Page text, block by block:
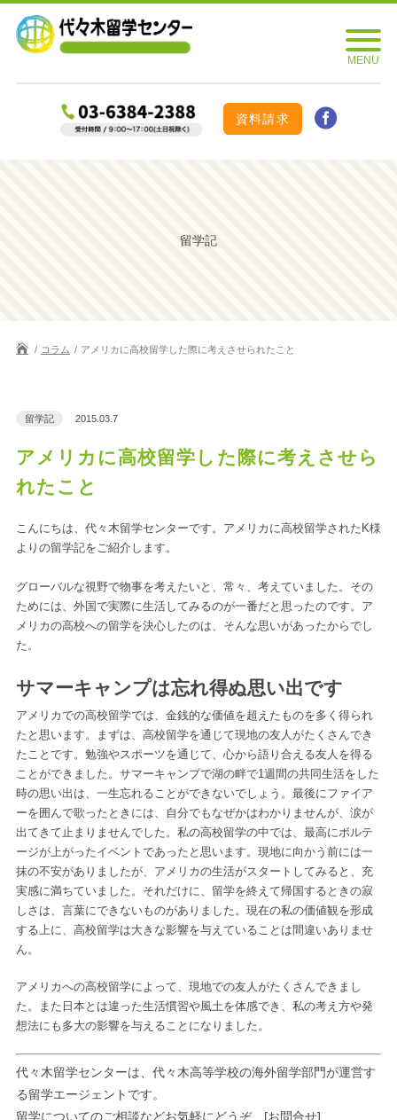
資料請求
留学記
コラム アメリカに高校留学した際に考えさせられたこと
留学記 2015.03.7
アメリカに高校留学した際に考えさせら
れたこと
こんにちは、代々木留学センターです。アメリカに高校留学されたK様
よりの留学記をご紹介します。
グローバルな視野で物事を考えたいと、常々、考えていました。その
ためには、外国で実際に生活してみるのが一番だと思ったのです。ア
メリカの高校への留学を決心したのは、そんな思いがあったからでし
た。
サマーキャンプは忘れ得ぬ思い出です
アメリカでの高校留学では、金銭的な価値を超えたものを多く得られ
たと思います。まずは、高校留学を通じて現地の友人がたくさんでき
たことです。勉強やスポーツを通じて、心から語り合える友人を得る
ことができました。サマーキャンプで湖の畔で1週間の共同生活をした
時の思い出は、一生忘れることができないでしょう。最後にファイア
ーを囲んで歌ったときには、自分でもなぜかはわかりませんが、涙が
出てきて止まりませんでした。私の高校留学の中では、最高にボルテ
ージが上がったイベントであったと思います。現地に向かう前には一
抹の不安がありましたが、アメリカの生活がスタートしてみると、充
実感に満ちていました。それだけに、留学を終えて帰国するときの寂
しさは、言葉にできないものがありました。現在の私の価値観を形成
する上に、高校留学は大きな影響を与えていることは間違いありませ
ん。
アメリカへの高校留学によって、現地での友人がたくさんできまし
た。また日本とは違った生活慣習や風土を体感でき、私の考え方や発
想法にも多大の影響を与えることになりました。
代々木留学センターは、代々木高等学校の海外留学部門が運営す
る留学エージェントです。
留学についてのご相談などお気軽にどうぞ [お問合せ]